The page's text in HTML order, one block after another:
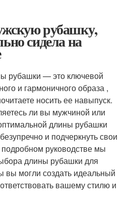
рубашку,
сидела на
рубашки — это ключевой
и гармоничного образа ,
носить ее навыпуск.
ли вы мужчиной или
длины рубашки
и подчеркнуть свои
руководстве мы
длины рубашки для
могли создать идеальный
вашему стилю и